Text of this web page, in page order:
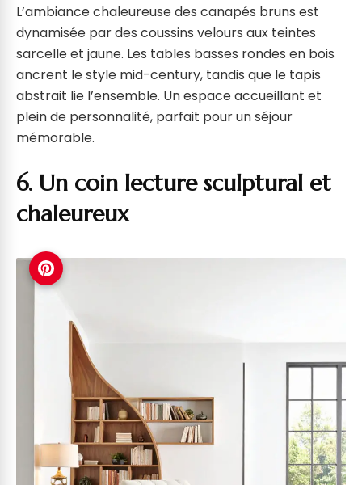
L’ambiance chaleureuse des canapés bruns est
dynamisée par des coussins velours aux teintes
sarcelle et jaune. Les tables basses rondes en bois
ancrent le style mid-century, tandis que le tapis
abstrait lie l’ensemble. Un espace accueillant et
plein de personnalité, parfait pour un séjour
mémorable.
6. Un coin lecture sculptural et
chaleureux